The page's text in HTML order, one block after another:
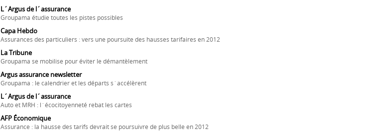
L´Argus de l´assurance
Groupama étudie toutes les pistes possibles
Capa Hebdo
Assurances des particuliers : vers une poursuite des hausses tarifaires en 2012
La Tribune
Groupama se mobilise pour éviter le démantèlement
Argus assurance newsletter
Groupama : le calendrier et les départs s´accélèrent
L´Argus de l´assurance
Auto et MRH : l´écocitoyenneté rebat les cartes
AFP Économique
Assurance : la hausse des tarifs devrait se poursuivre de plus belle en 2012